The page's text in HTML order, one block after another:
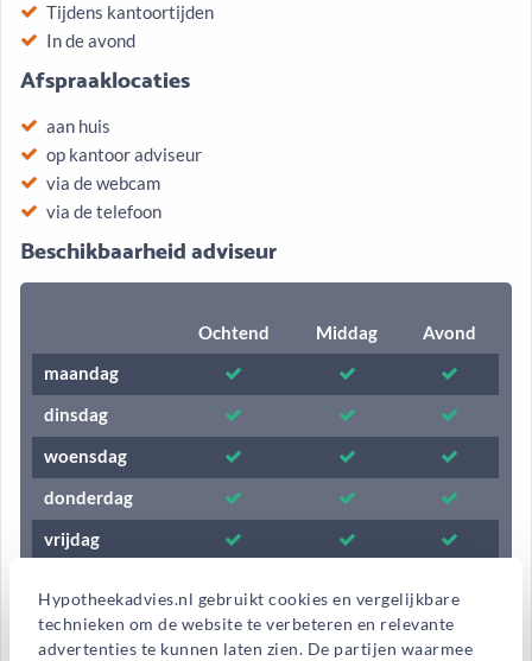
Hypotheekadvies.nl gebruikt cookies en vergelijkbare
technieken om de website te verbeteren en relevante
advertenties te kunnen laten zien. De partijen waarmee
Tijdens kantoortijden
In de avond
Afspraaklocaties
aan huis
op kantoor adviseur
via de webcam
via de telefoon
Beschikbaarheid adviseur
Ochtend Middag
Avond
maandag
dinsdag
woensdag
donderdag
vrijdag
zondag